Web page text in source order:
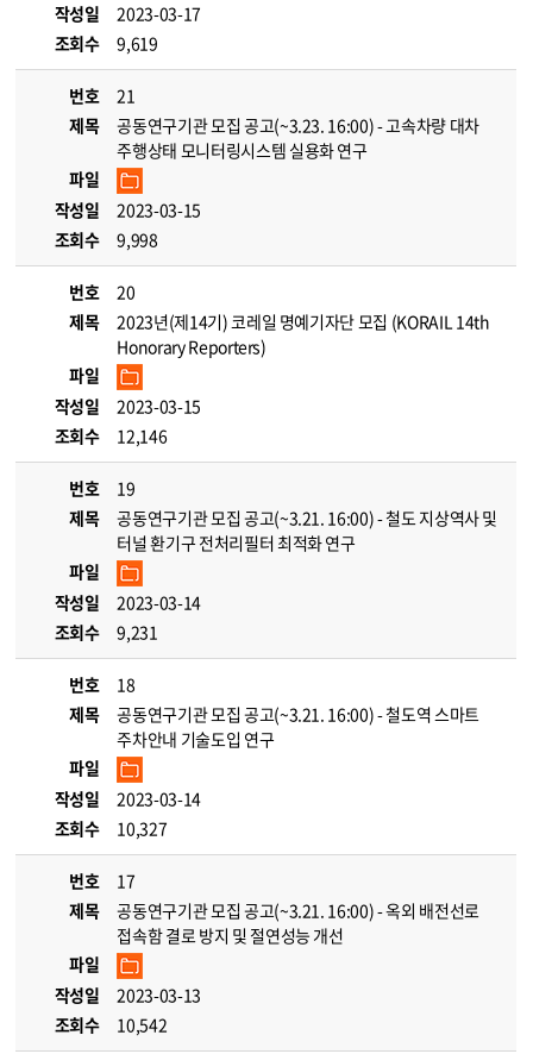
작성일
2023-03-17
조회수
9,619
번호
21
제목
공동연구기관 모집 공고(~3.23. 16:00) - 고속차량 대차
주행상태 모니터링시스템 실용화 연구
파일
작성일
2023-03-15
조회수
9,998
번호
20
제목
2023년(제14기) 코레일 명예기자단 모집 (KORAIL 14th
Honorary Reporters)
파일
작성일
2023-03-15
조회수
12,146
번호
19
제목
공동연구기관 모집 공고(~3.21. 16:00) - 철도 지상역사 및
터널 환기구 전처리필터 최적화 연구
파일
작성일
2023-03-14
조회수
9,231
번호
18
제목
공동연구기관 모집 공고(~3.21. 16:00) - 철도역 스마트
주차안내 기술도입 연구
파일
작성일
2023-03-14
조회수
10,327
번호
17
제목
공동연구기관 모집 공고(~3.21. 16:00) - 옥외 배전선로
접속함 결로 방지 및 절연성능 개선
파일
작성일
2023-03-13
조회수
10,542